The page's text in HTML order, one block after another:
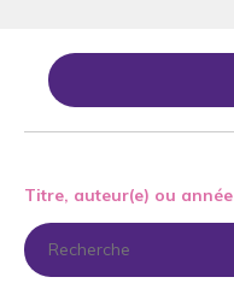
Titre, auteur(e) ou année